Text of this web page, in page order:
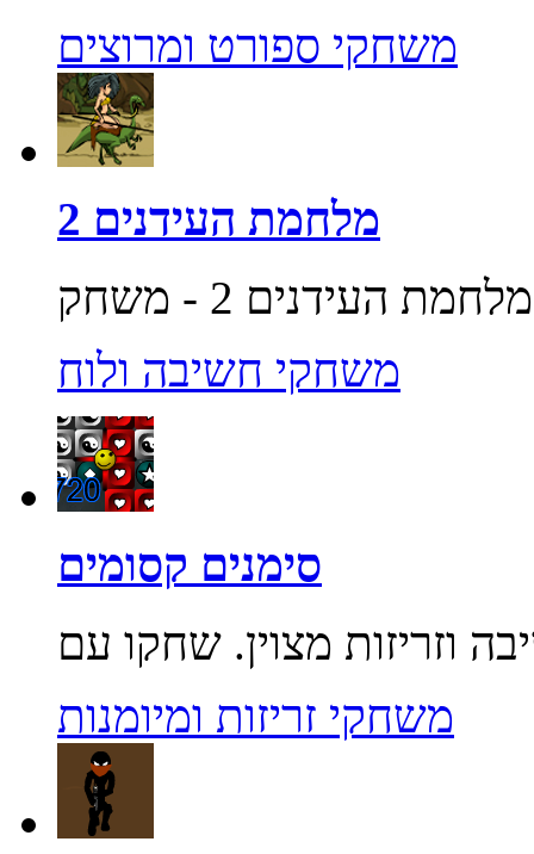
משחקי ספורט ומרוצים
מלחמת העידנים 2
משחקי חשיבה ולוח
סימנים קסומים
משחקי זריזות ומיומנות